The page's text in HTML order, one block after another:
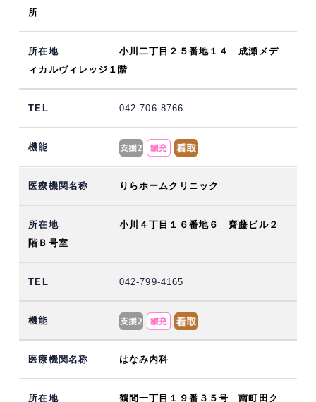
所
小川二丁目２５番地１４ 成瀬メデ
ィカルヴィレッジ１階
042-706-8766
りらホームクリニック
小川４丁目１６番地６ 齋藤ビル２
階Ｂ号室
042-799-4165
はなみ内科
鶴間一丁目１９番３５号 南町田ク